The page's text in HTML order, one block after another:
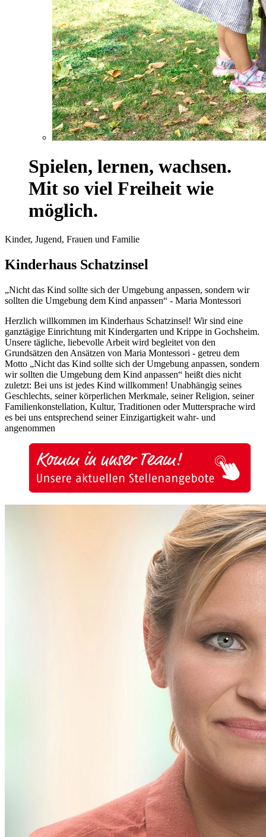
Spielen, lernen, wachsen.
Mit so viel Freiheit wie
möglich.
Kinder, Jugend, Frauen und Familie
Kinderhaus Schatzinsel
„Nicht das Kind sollte sich der Umgebung anpassen, sondern wir
sollten die Umgebung dem Kind anpassen“ - Maria Montessori
Herzlich willkommen im Kinderhaus Schatzinsel! Wir sind eine
ganztägige Einrichtung mit Kindergarten und Krippe in Gochsheim.
Unsere tägliche, liebevolle Arbeit wird begleitet von den
Grundsätzen den Ansätzen von Maria Montessori - getreu dem
Motto „Nicht das Kind sollte sich der Umgebung anpassen, sondern
wir sollten die Umgebung dem Kind anpassen“ heißt dies nicht
zuletzt: Bei uns ist jedes Kind willkommen! Unabhängig seines
Geschlechts, seiner körperlichen Merkmale, seiner Religion, seiner
Familienkonstellation, Kultur, Traditionen oder Muttersprache wird
es bei uns entsprechend seiner Einzigartigkeit wahr- und
angenommen